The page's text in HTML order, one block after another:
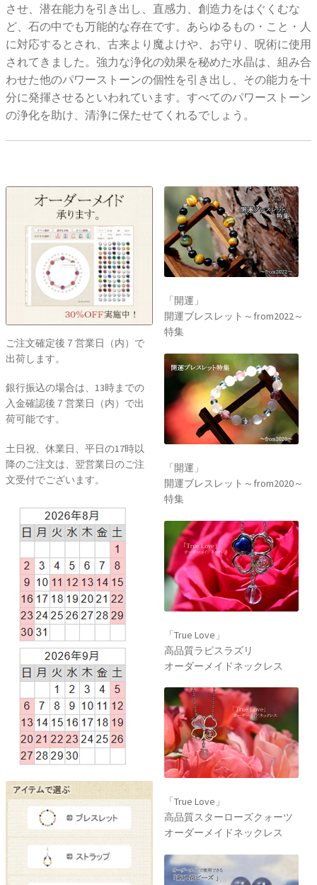
させ、潜在能力を引き出し、直感力、創造力をはぐくむな
ど、石の中でも万能的な存在です。あらゆるもの・こと・人
に対応するとされ、古来より魔よけや、お守り、呪術に使用
されてきました。強力な浄化の効果を秘めた水晶は、組み合
わせた他のパワーストーンの個性を引き出し、その能力を十
分に発揮させるといわれています。すべてのパワーストーン
の浄化を助け、清浄に保たせてくれるでしょう。
ご注文確定後７営業日（内）で
出荷します。
銀行振込の場合は、13時までの
入金確認後７営業日（内）で出
荷可能です。
土日祝、休業日、平日の17時以
降のご注文は、翌営業日のご注
文受付でございます。
「開運」
開運ブレスレット～from2022～
特集
「開運」
開運ブレスレット～from2020～
特集
「True Love」
高品質ラピスラズリ
オーダーメイドネックレス
「True Love」
高品質スターローズクォーツ
オーダーメイドネックレス